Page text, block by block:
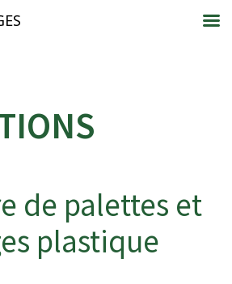
de palettes et
plastique